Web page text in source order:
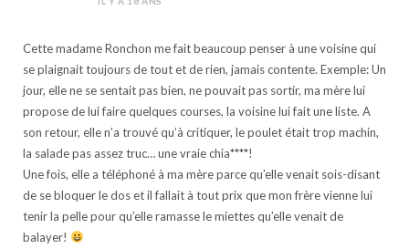
Cette madame Ronchon me fait beaucoup penser à une voisine qui
se plaignait toujours de tout et de rien, jamais contente. Exemple: Un
jour, elle ne se sentait pas bien, ne pouvait pas sortir, ma mère lui
propose de lui faire quelques courses, la voisine lui fait une liste. A
son retour, elle n’a trouvé qu’à critiquer, le poulet était trop machin,
la salade pas assez truc… une vraie chia****!
Une fois, elle a téléphoné à ma mère parce qu’elle venait sois-disant
de se bloquer le dos et il fallait à tout prix que mon frère vienne lui
tenir la pelle pour qu’elle ramasse le miettes qu’elle venait de
balayer!